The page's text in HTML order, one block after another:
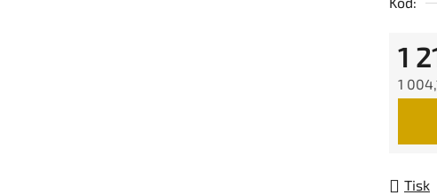
1
1
Tisk